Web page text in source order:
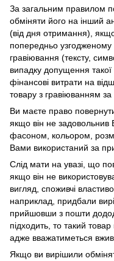
За загальним правилом
обміняти його на інший
(від дня отримання),
попередньо узгодженому
гравіювання (тексту,
випадку допущення такої
фінансові витрати на
товару з гравіюванням
Ви маєте право
якщо він не
фасоном, кольором,
Вами використаний за
Слід мати на увазі, що
якщо він не
вигляд, споживчі
наприклад, придбали
прийшовши з пошти
підходить, то такий
адже вважатиметься
Якщо ви вирішили